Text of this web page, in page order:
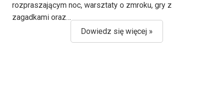
rozpraszającym noc, warsztaty o zmroku, gry z
zagadkami oraz…
Dowiedz się więcej »